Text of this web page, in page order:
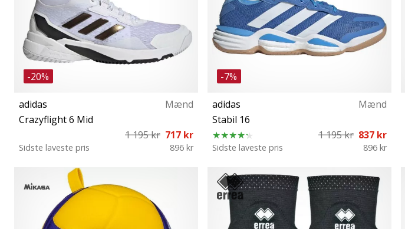
-20%
adidas
Mænd
Crazyflight 6 Mid
1 195 kr 717 kr
Sidste laveste pris 896 kr
42 43⅓ 44 44⅔ 45⅓ 46 46⅔ 47⅓ 48⅔ 49⅓
50
-7%
adidas
Mænd
Stabil 16
1 195 kr 837 kr
Sidste laveste pris 896 kr
40 40⅔ 41⅓ 42 42⅔ 43⅓ 44 44⅔ 45⅓ 46
46⅔ 47⅓ 48 48⅔ 49⅓ 50